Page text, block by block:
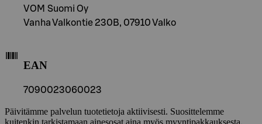
VOM Suomi Oy
Vanha Valkontie 230B, 07910 Valko
EAN
7090023060023
Päivitämme palvelun tuotetietoja aktiivisesti. Suosittelemme
kuitenkin tarkistamaan ainesosat aina myös myyntipakkauksesta.